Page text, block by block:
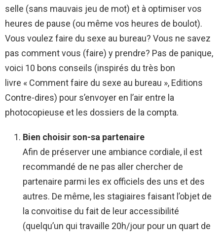
selle (sans mauvais jeu de mot) et à optimiser vos
heures de pause (ou même vos heures de boulot).
Vous voulez faire du sexe au bureau? Vous ne savez
pas comment vous (faire) y prendre? Pas de panique,
voici 10 bons conseils (inspirés du très bon
livre « Comment faire du sexe au bureau », Editions
Contre-dires) pour s’envoyer en l’air entre la
photocopieuse et les dossiers de la compta.
Bien choisir son-sa partenaire
Afin de préserver une ambiance cordiale, il est
recommandé de ne pas aller chercher de
partenaire parmi les ex officiels des uns et des
autres. De même, les stagiaires faisant l’objet de
la convoitise du fait de leur accessibilité
(quelqu’un qui travaille 20h/jour pour un quart de